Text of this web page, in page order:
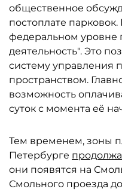
общественное
постоплате
федеральном уровне
деятельность". Это
систему управления
пространством.
возможность
суток с момента её
Тем временем, зоны
Петербурге
они появятся на
Смольного проезда